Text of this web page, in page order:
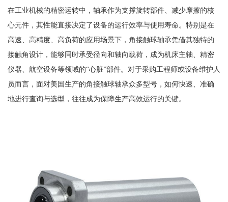
在工业机械的精密运转中，轴承作为支撑旋转部件、减少摩擦的核
心元件，其性能直接决定了设备的运行效率与使用寿命。特别是在
高速、高精度、高负荷的应用场景下，角接触球轴承凭借其独特的
接触角设计，能够同时承受径向和轴向载荷，成为机床主轴、精密
仪器、航空设备等领域的“心脏”部件。对于采购工程师或设备维护人
员而言，面对美国生产的角接触球轴承众多型号，如何快速、准确
地进行查询与选型，往往成为保障生产高效运行的关键。